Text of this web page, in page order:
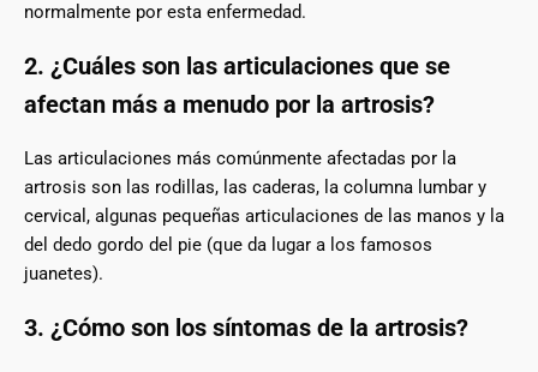
normalmente por esta enfermedad.
2. ¿Cuáles son las articulaciones que se
afectan más a menudo por la artrosis?
Las articulaciones más comúnmente afectadas por la
artrosis son las rodillas, las caderas, la columna lumbar y
cervical, algunas pequeñas articulaciones de las manos y la
del dedo gordo del pie (que da lugar a los famosos
juanetes).
3. ¿Cómo son los síntomas de la artrosis?